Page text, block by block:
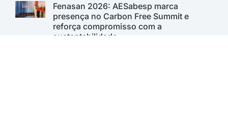
Fenasan 2026: AESabesp marca
presença no Carbon Free Summit e
reforça compromisso com a
sustentabilidade